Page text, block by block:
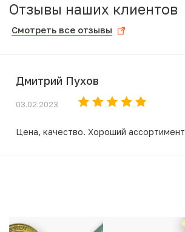
Отзывы наших клиентов
Смотреть все отзывы
Дмитрий Пухов
03.02.2023
Цена, качество. Хороший ассортимент